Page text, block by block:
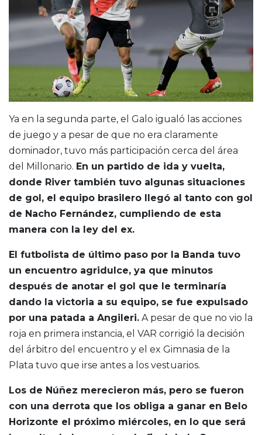
Ya en la segunda parte, el Galo igualó las acciones
de juego y a pesar de que no era claramente
dominador, tuvo más participación cerca del área
del Millonario. En un partido de ida y vuelta,
donde River también tuvo algunas situaciones
de gol, el equipo brasilero llegó al tanto con gol
de Nacho Fernández, cumpliendo de esta
manera con la ley del ex.
El futbolista de último paso por la Banda tuvo
un encuentro agridulce, ya que minutos
después de anotar el gol que le terminaría
dando la victoria a su equipo, se fue expulsado
por una patada a Angileri. A pesar de que no vio la
roja en primera instancia, el VAR corrigió la decisión
del árbitro del encuentro y el ex Gimnasia de la
Plata tuvo que irse antes a los vestuarios.
Los de Núñez merecieron más, pero se fueron
con una derrota que los obliga a ganar en Belo
Horizonte el próximo miércoles, en lo que será